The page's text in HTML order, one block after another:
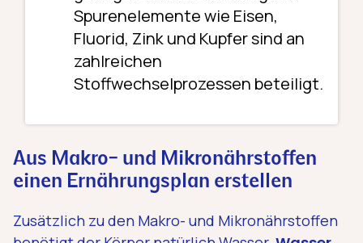
Spurenelemente wie Eisen,
Fluorid, Zink und Kupfer sind an
zahlreichen
Stoffwechselprozessen beteiligt.
Aus Makro- und Mikronährstoffen
einen Ernährungsplan erstellen
Zusätzlich zu den Makro- und Mikronährstoffen